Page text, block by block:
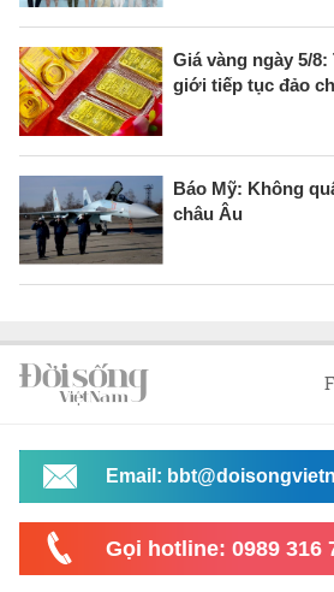
Giá vàng ngày 5/
giới tiếp tục đảo
Báo Mỹ: Không
châu Âu
Email:
Gọi hotline: 0989 316